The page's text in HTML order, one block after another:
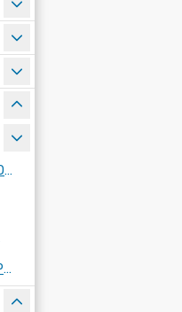
KONSULTACJA SPOŁECZNE - WYŁOŻENIE
PLANY ZAGOSPODAROWANIA W OPRACOWANIU